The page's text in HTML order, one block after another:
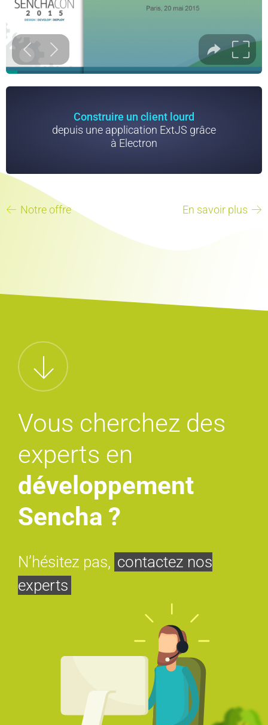
Construire un client lourd
depuis une application ExtJS grâce
à Electron
Notre offre En savoir plus
Vous cherchez des
experts en
développement
Sencha ?
N’hésitez pas, contactez nos
experts